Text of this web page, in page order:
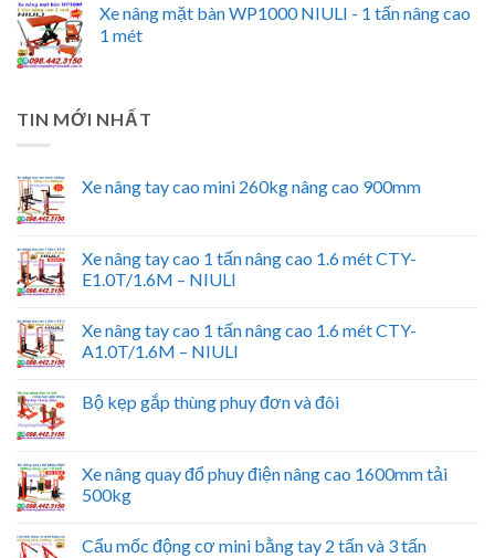
Xe nâng mặt bàn WP1000 NIULI - 1 tấn nâng cao
1 mét
TIN MỚI NHẤT
Xe nâng tay cao mini 260kg nâng cao 900mm
Xe nâng tay cao 1 tấn nâng cao 1.6 mét CTY-
E1.0T/1.6M – NIULI
Xe nâng tay cao 1 tấn nâng cao 1.6 mét CTY-
A1.0T/1.6M – NIULI
Bộ kẹp gắp thùng phuy đơn và đôi
Xe nâng quay đổ phuy điện nâng cao 1600mm tải
500kg
Cẩu mốc động cơ mini bằng tay 2 tấn và 3 tấn